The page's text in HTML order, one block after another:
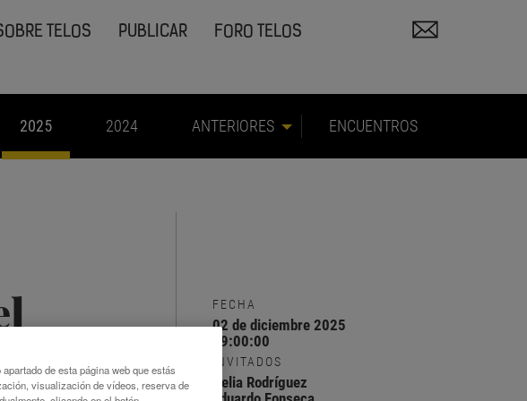
TELOS PUBLICAR FORO TELOS
2025 2024 ANTERIORES ENCUENTROS
FECHA
02 de diciembre 2025
19:00:00
INVITADOS
Delia Rodríguez
de esta página web que estás
visualización de vídeos, reserva de